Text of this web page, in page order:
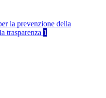
la prevenzione della
trasparenza 1